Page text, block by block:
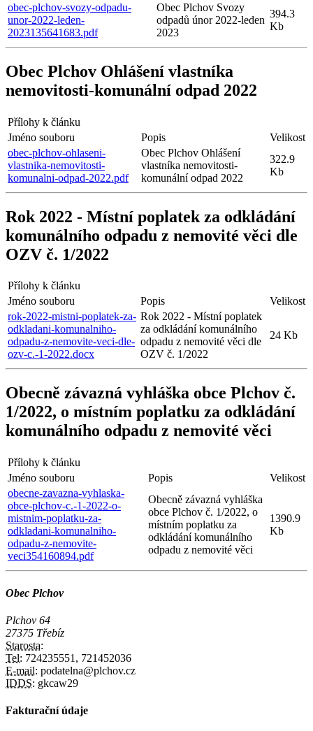
obec-plchov-svozy-odpadu-
unor-2022-leden-
2023135641683.pdf
Obec Plchov Svozy
odpadů únor 2022-leden
2023
394.3
Kb
Obec Plchov Ohlášení vlastníka
nemovitosti-komunální odpad 2022
Přílohy k článku
Jméno souboru
Popis
Velikost
obec-plchov-ohlaseni-
vlastnika-nemovitosti-
komunalni-odpad-2022.pdf
Obec Plchov Ohlášení
vlastníka nemovitosti-
komunální odpad 2022
322.9
Kb
Rok 2022 - Místní poplatek za odkládání
komunálního odpadu z nemovité věci dle
OZV č. 1/2022
Přílohy k článku
Jméno souboru
Popis
Velikost
rok-2022-mistni-poplatek-za-
odkladani-komunalniho-
odpadu-z-nemovite-veci-dle-
ozv-c.-1-2022.docx
Rok 2022 - Místní poplatek
za odkládání komunálního
odpadu z nemovité věci dle
OZV č. 1/2022
24 Kb
Obecně závazná vyhláška obce Plchov č.
1/2022, o místním poplatku za odkládání
komunálního odpadu z nemovité věci
Přílohy k článku
Jméno souboru
Popis
Velikost
obecne-zavazna-vyhlaska-
obce-plchov-c.-1-2022-o-
mistnim-poplatku-za-
odkladani-komunalniho-
odpadu-z-nemovite-
veci354160894.pdf
Obecně závazná vyhláška
obce Plchov č. 1/2022, o
místním poplatku za
odkládání komunálního
odpadu z nemovité věci
1390.9
Kb
Obec Plchov
Plchov 64
27375 Třebíz
Starosta:
Tel: 724235551, 721452036
E-mail: podatelna@plchov.cz
IDDS: gkcaw29
Fakturační údaje